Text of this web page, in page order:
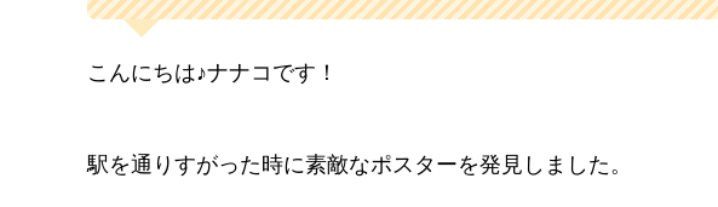
こんにちは♪ナナコです！
駅を通りすがった時に素敵なポスターを発見しました。